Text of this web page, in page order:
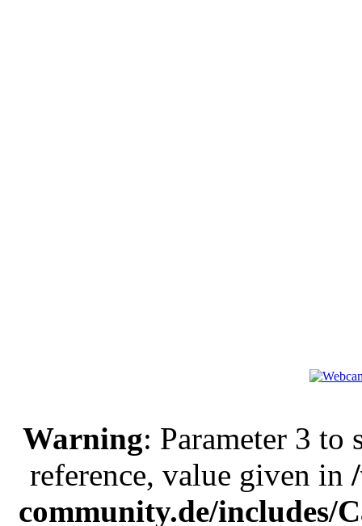
Warning: Parameter 3 to
reference, value given in
community.de/includes/